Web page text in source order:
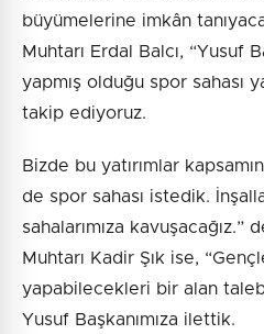
büyümelerine imkân
Muhtarı Erdal Balcı, “Yusuf
yapmış olduğu spor sahası
takip ediyoruz.
Bizde bu yatırımlar
de spor sahası istedik.
sahalarımıza
Muhtarı Kadir Şık ise,
yapabilecekleri bir alan
Yusuf Başkanımıza ilettik.